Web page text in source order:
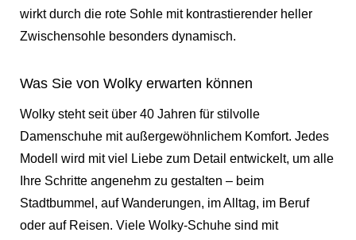
wirkt durch die rote Sohle mit kontrastierender heller
Zwischensohle besonders dynamisch.
Was Sie von Wolky erwarten können
Wolky steht seit über 40 Jahren für stilvolle
Damenschuhe mit außergewöhnlichem Komfort. Jedes
Modell wird mit viel Liebe zum Detail entwickelt, um alle
Ihre Schritte angenehm zu gestalten – beim
Stadtbummel, auf Wanderungen, im Alltag, im Beruf
oder auf Reisen. Viele Wolky-Schuhe sind mit